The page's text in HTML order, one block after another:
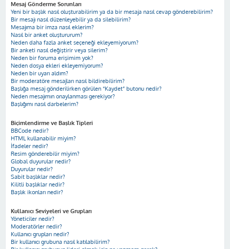
Mesaj Gönderme Sorunları
Yeni bir başlık nasıl oluşturabilirim ya da bir mesaja nasıl cevap gönderebilirim?
Bir mesajı nasıl düzenleyebilir ya da silebilirim?
Mesajıma bir imza nasıl eklerim?
Nasıl bir anket oluştururum?
Neden daha fazla anket seçeneği ekleyemiyorum?
Bir anketi nasıl değiştirir veya silerim?
Neden bir foruma erişimim yok?
Neden dosya ekleri ekleyemiyorum?
Neden bir uyarı aldım?
Bir moderatöre mesajları nasıl bildirebilirim?
Başlığa mesaj gönderilirken görülen “Kaydet” butonu nedir?
Neden mesajımın onaylanması gerekiyor?
Başlığımı nasıl darbelerim?
Biçimlendirme ve Başlık Tipleri
BBCode nedir?
HTML kullanabilir miyim?
İfadeler nedir?
Resim gönderebilir miyim?
Global duyurular nedir?
Duyurular nedir?
Sabit başlıklar nedir?
Kilitli başlıklar nedir?
Başlık ikonları nedir?
Kullanıcı Seviyeleri ve Grupları
Yöneticiler nedir?
Moderatörler nedir?
Kullanıcı grupları nedir?
Bir kullanıcı grubuna nasıl katılabilirim?